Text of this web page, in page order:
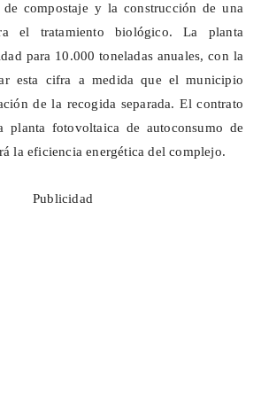
compostaje y la construcción de una
el tratamiento biológico. La planta
para 10.000 toneladas anuales, con la
esta cifra a medida que el municipio
de la recogida separada. El contrato
planta fotovoltaica de autoconsumo de
la eficiencia energética del complejo.
Publicidad